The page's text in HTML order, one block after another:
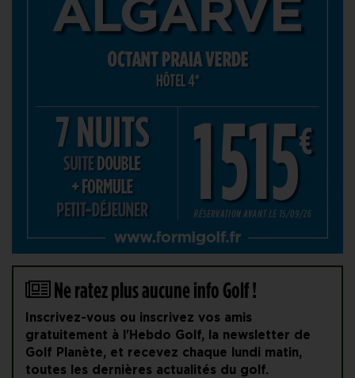
Ne ratez plus aucune info Golf !
Inscrivez-vous ou inscrivez vos amis
gratuitement à l'Hebdo Golf, la newsletter de
Golf Planète, et recevez chaque lundi matin,
toutes les dernières actualités du golf.